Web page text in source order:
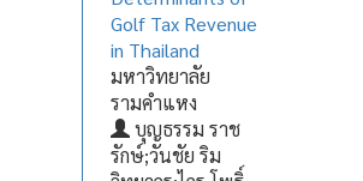
Golf Tax Revenue
in Thailand
มหาวิทยาลัย
รามคำแหง
บุญธรรม ราช
รักษ์;วันชัย ริม